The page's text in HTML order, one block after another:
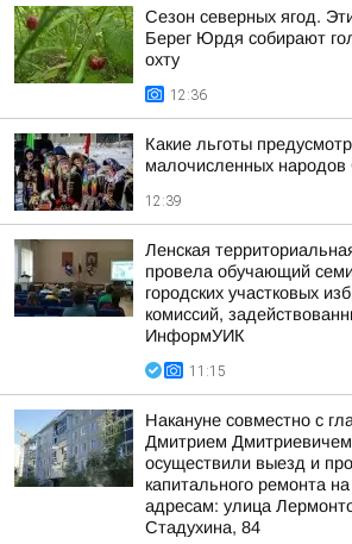
Сезон северных ягод.
Берег Юрдя собирают
охту
12:36
Какие льготы
малочисленных народов
12:39
Ленская
провела обучающий
городских участковых
комиссий,
ИнформУИК
11:15
Накануне совместно с
Дмитрием
осуществили выезд и
капитального ремонта
адресам: улица
Стадухина, 84